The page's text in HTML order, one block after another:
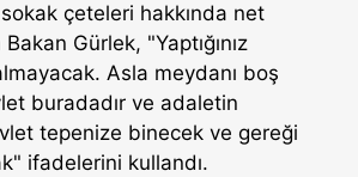
çeteleri hakkında net
Gürlek, "Yaptığınız
Asla meydanı boş
buradadır ve adaletin
tepenize binecek ve gereği
ifadelerini kullandı.